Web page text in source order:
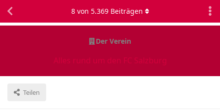
Der Verein
Alles rund um den FC Salzburg
Teilen
8von 5.369Beiträgen